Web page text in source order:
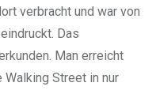
verbracht und war von
Das
Man erreicht
Walking Street in nur